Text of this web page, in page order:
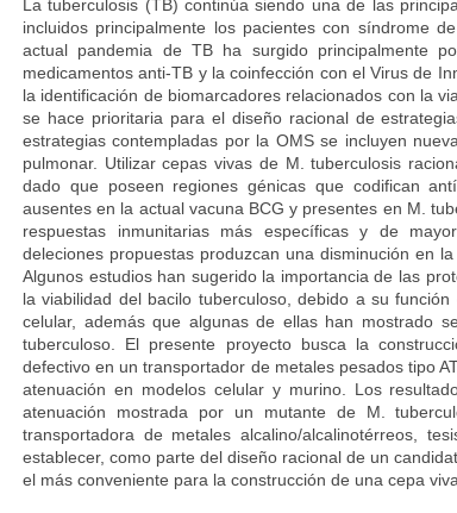
La tuberculosis (TB) continúa siendo una de las
incluidos principalmente los pacientes con síndrome
actual pandemia de TB ha surgido principalmente
medicamentos anti-TB y la coinfección con el Virus de
la identificación de biomarcadores relacionados con la
se hace prioritaria para el diseño racional de
estrategias contempladas por la OMS se incluyen
pulmonar. Utilizar cepas vivas de M. tuberculosis
dado que poseen regiones génicas que codifican
ausentes en la actual vacuna BCG y presentes en M.
respuestas inmunitarias más específicas y de
deleciones propuestas produzcan una disminución en
Algunos estudios han sugerido la importancia de las
la viabilidad del bacilo tuberculoso, debido a su
celular, además que algunas de ellas han mostrado
tuberculoso. El presente proyecto busca la
defectivo en un transportador de metales pesados tipo
atenuación en modelos celular y murino. Los
atenuación mostrada por un mutante de M.
transportadora de metales alcalino/alcalinotérreos,
establecer, como parte del diseño racional de un
el más conveniente para la construcción de una cepa